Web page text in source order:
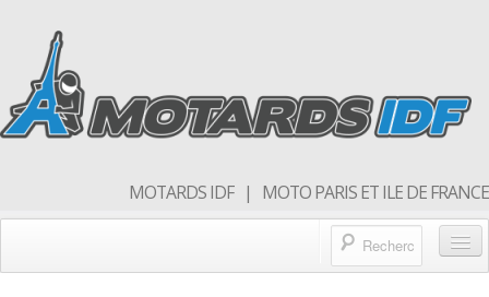
MOTARDS IDF | MOTO PARIS ET ILE DE FRANCE